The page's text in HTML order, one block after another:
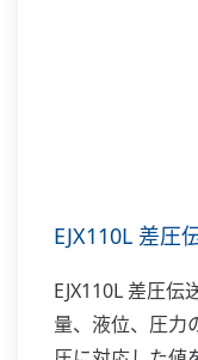
EJX110L 差圧
EJX110L 差圧
量、液位、圧力